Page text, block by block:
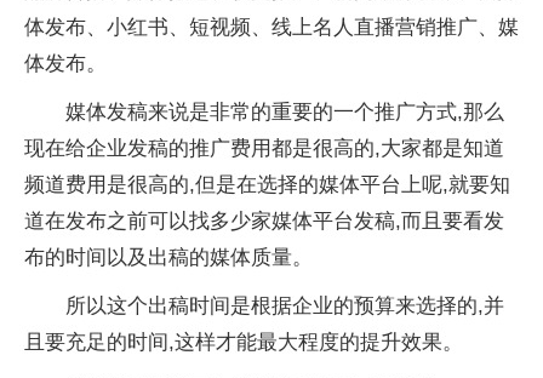
体发布、小红书、短视频、线上名人直播营销推广、媒
体发布。
媒体发稿来说是非常的重要的一个推广方式,那么
现在给企业发稿的推广费用都是很高的,大家都是知道
频道费用是很高的,但是在选择的媒体平台上呢,就要知
道在发布之前可以找多少家媒体平台发稿,而且要看发
布的时间以及出稿的媒体质量。
所以这个出稿时间是根据企业的预算来选择的,并
且要充足的时间,这样才能最大程度的提升效果。